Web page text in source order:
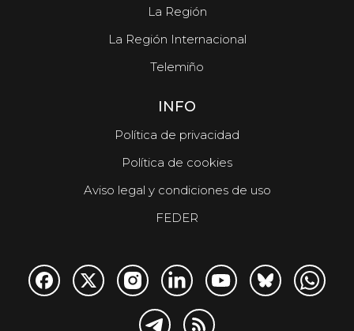
La Región
La Región Internacional
Telemiño
INFO
Política de privacidad
Política de cookies
Aviso legal y condiciones de uso
FEDER